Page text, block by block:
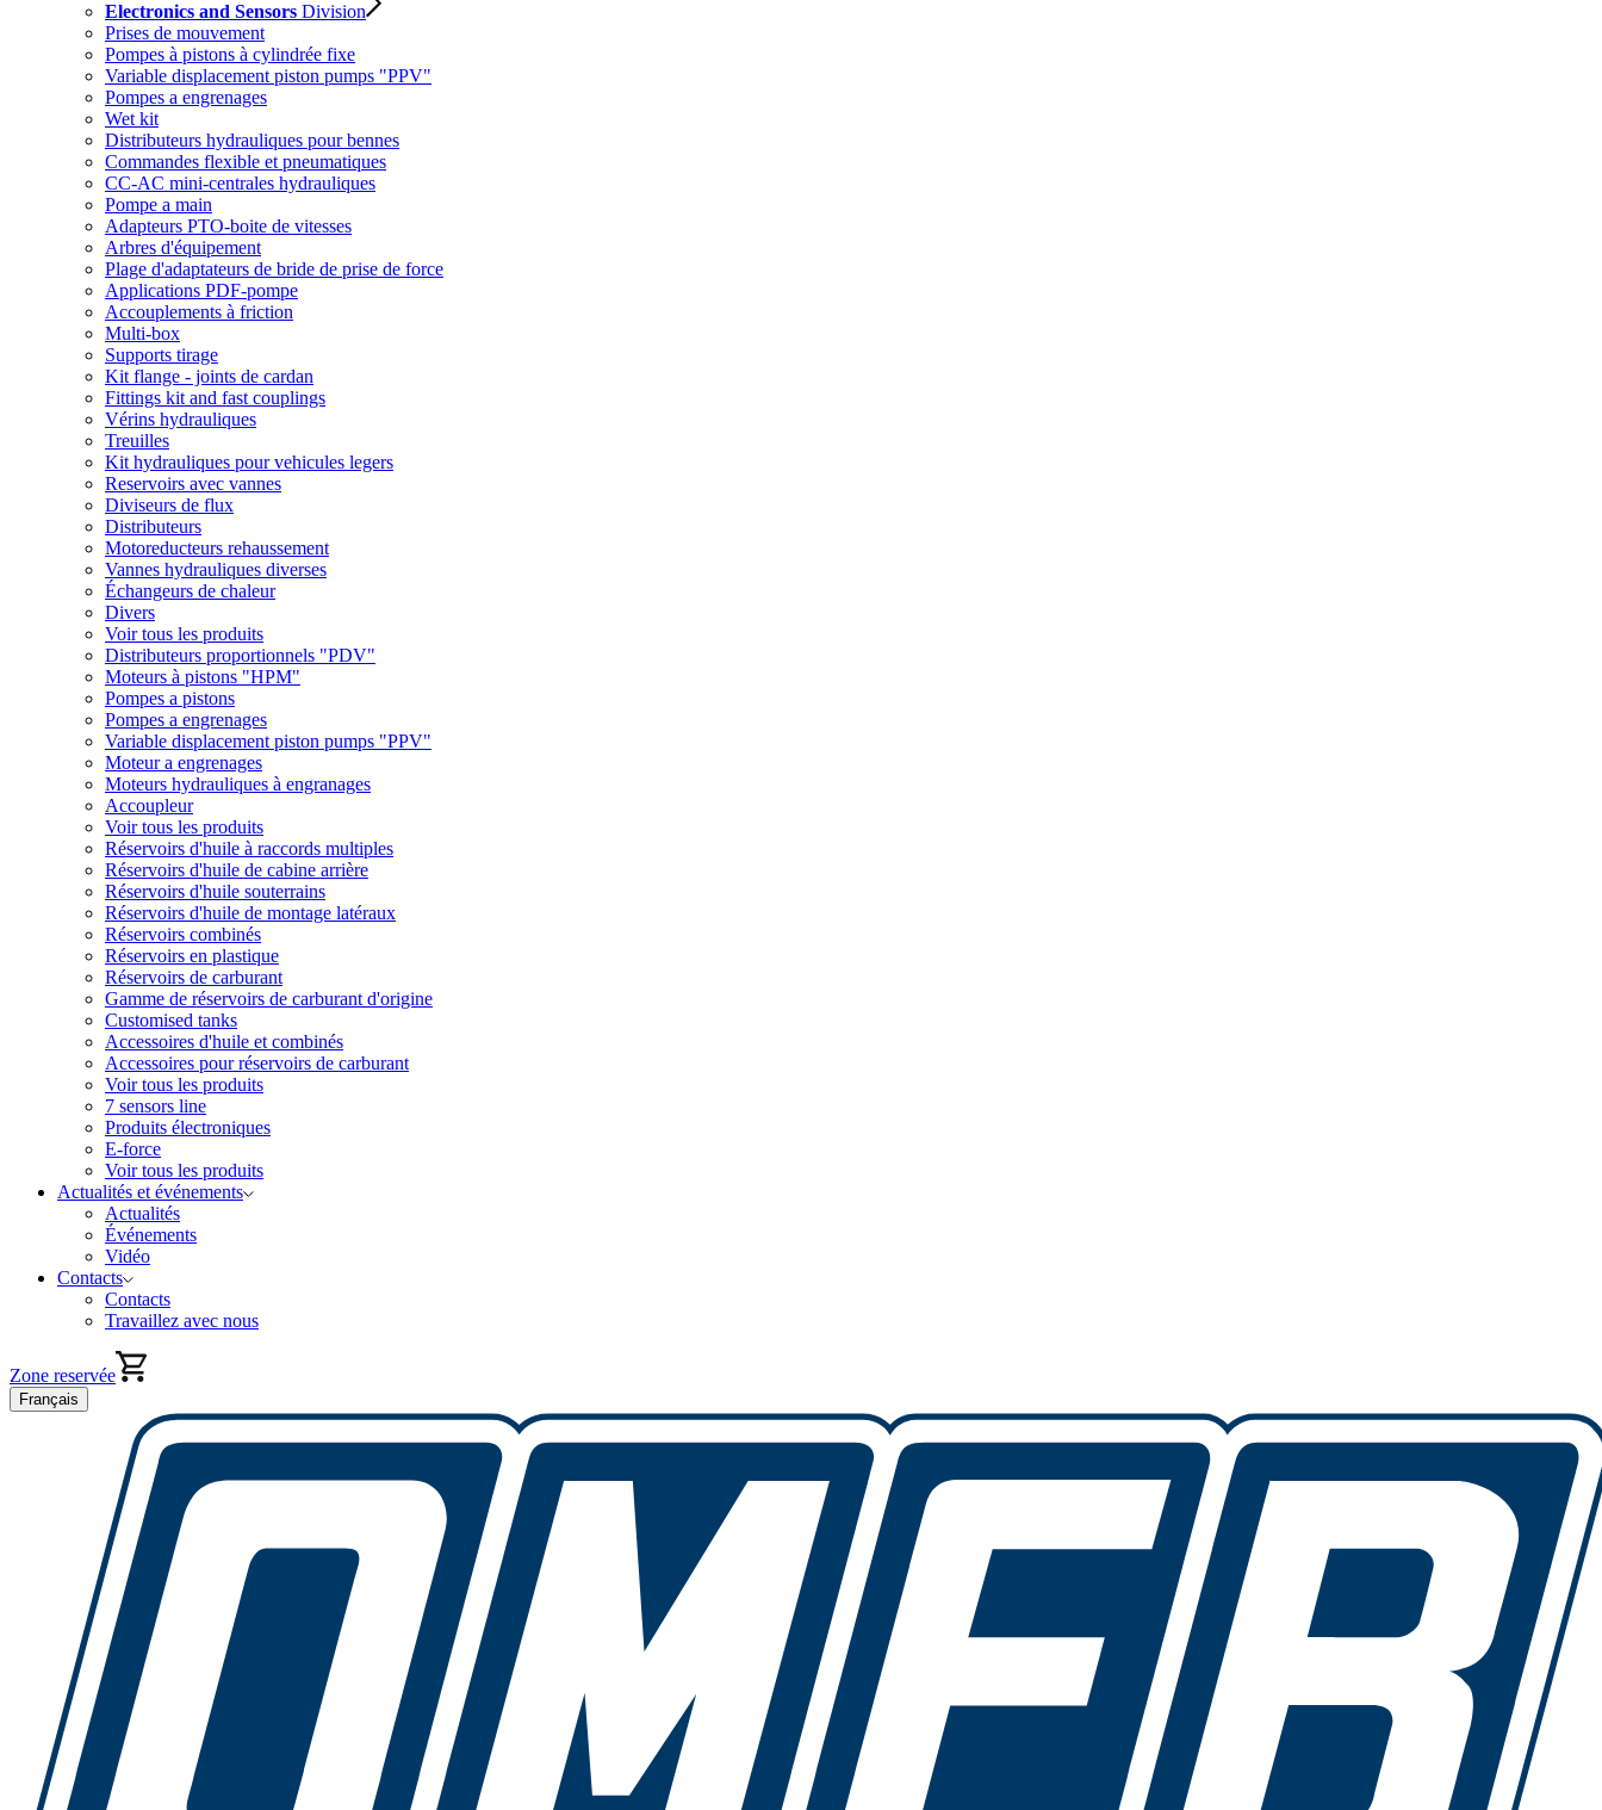
Electronics and Sensors Division
Prises de mouvement
Pompes à pistons à cylindrée fixe
Variable displacement piston pumps "PPV"
Pompes a engrenages
Wet kit
Distributeurs hydrauliques pour bennes
Commandes flexible et pneumatiques
CC-AC mini-centrales hydrauliques
Pompe a main
Adapteurs PTO-boite de vitesses
Arbres d'équipement
Plage d'adaptateurs de bride de prise de force
Applications PDF-pompe
Accouplements à friction
Multi-box
Supports tirage
Kit flange - joints de cardan
Fittings kit and fast couplings
Vérins hydrauliques
Treuilles
Kit hydrauliques pour vehicules legers
Reservoirs avec vannes
Diviseurs de flux
Distributeurs
Motoreducteurs rehaussement
Vannes hydrauliques diverses
Échangeurs de chaleur
Divers
Voir tous les produits
Distributeurs proportionnels "PDV"
Moteurs à pistons "HPM"
Pompes a pistons
Pompes a engrenages
Variable displacement piston pumps "PPV"
Moteur a engrenages
Moteurs hydrauliques à engranages
Accoupleur
Voir tous les produits
Réservoirs d'huile à raccords multiples
Réservoirs d'huile de cabine arrière
Réservoirs d'huile souterrains
Réservoirs d'huile de montage latéraux
Réservoirs combinés
Réservoirs en plastique
Réservoirs de carburant
Gamme de réservoirs de carburant d'origine
Customised tanks
Accessoires d'huile et combinés
Accessoires pour réservoirs de carburant
Voir tous les produits
7 sensors line
Produits électroniques
E-force
Voir tous les produits
Actualités et événements
Actualités
Événements
Vidéo
Contacts
Contacts
Travaillez avec nous
Zone reservée
Français